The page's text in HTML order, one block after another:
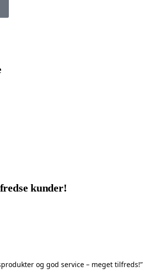
kunder!
og god service – meget tilfreds!”